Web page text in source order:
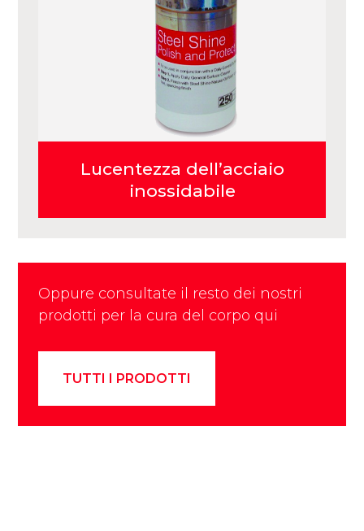
Lucentezza dell’acciaio
inossidabile
Oppure consultate il resto dei nostri
prodotti per la cura del corpo qui
TUTTI I PRODOTTI